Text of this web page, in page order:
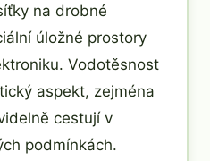
na drobné
úložné prostory
Vodotěsnost
aspekt, zejména
cestují v
podmínkách.